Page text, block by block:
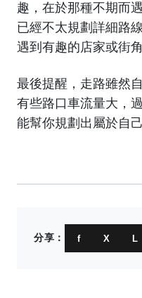
趣，在於那種不期而
已經不太規劃詳細路
遇到有趣的店家或街角
最後提醒，走路雖然
有些路口車流量大，
能幫你規劃出屬於自
分享： f X L